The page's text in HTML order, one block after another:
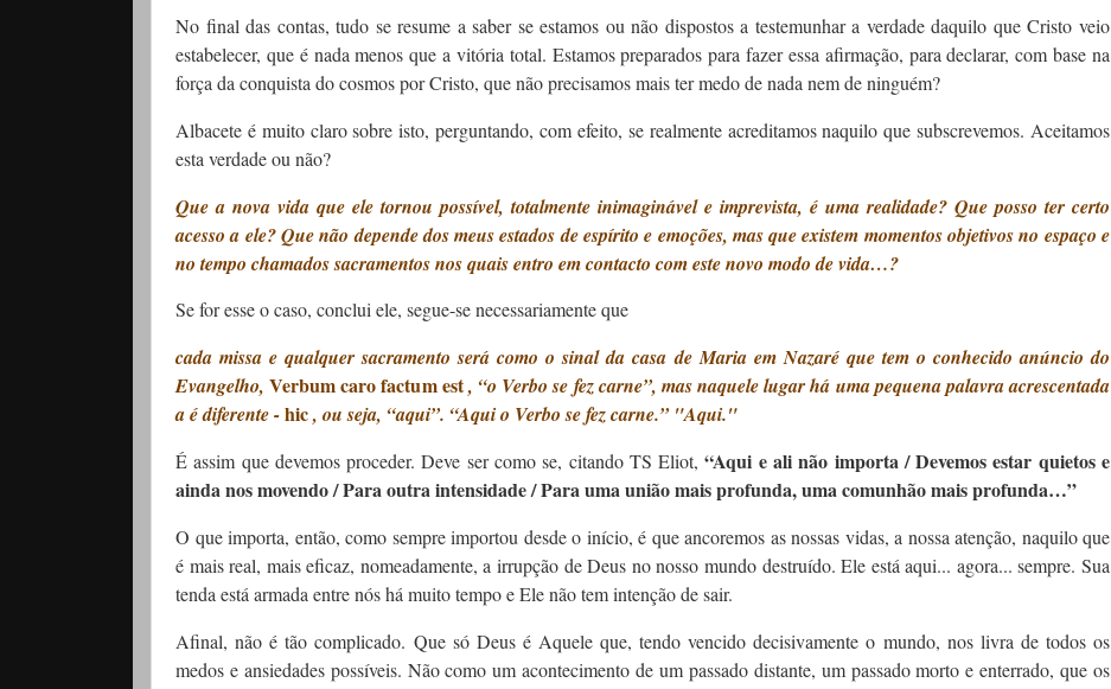
No final das contas, tudo se resume a saber se estamos ou não dispostos a testemunhar a verdade daquilo que Cristo veio
estabelecer, que é nada menos que a vitória total. Estamos preparados para fazer essa afirmação, para declarar, com base na
força da conquista do cosmos por Cristo, que não precisamos mais ter medo de nada nem de ninguém?
Albacete é muito claro sobre isto, perguntando, com efeito, se realmente acreditamos naquilo que subscrevemos. Aceitamos
esta verdade ou não?
Que a nova vida que ele tornou possível, totalmente inimaginável e imprevista, é uma realidade? Que posso ter certo
acesso a ele? Que não depende dos meus estados de espírito e emoções, mas que existem momentos objetivos no espaço e
no tempo chamados sacramentos nos quais entro em contacto com este novo modo de vida…?
Se for esse o caso, conclui ele, segue-se necessariamente que
cada missa e qualquer sacramento será como o sinal da casa de Maria em Nazaré que tem o conhecido anúncio do
Evangelho, Verbum caro factum est, “o Verbo se fez carne”, mas naquele lugar há uma pequena palavra acrescentada
a é diferente -hic, ou seja, “aqui”. “Aqui o Verbo se fez carne.” "Aqui."
É assim que devemos proceder. Deve ser como se, citando TS Eliot,“Aqui e ali não importa / Devemos estar quietos e
ainda nos movendo / Para outra intensidade / Para uma união mais profunda, uma comunhão mais profunda…”
O que importa, então, como sempre importou desde o início, é que ancoremos as nossas vidas, a nossa atenção, naquilo que
é mais real, mais eficaz, nomeadamente, a irrupção de Deus no nosso mundo destruído. Ele está aqui... agora... sempre. Sua
tenda está armada entre nós há muito tempo e Ele não tem intenção de sair.
Afinal, não é tão complicado. Que só Deus é Aquele que, tendo vencido decisivamente o mundo, nos livra de todos os
medos e ansiedades possíveis. Não como um acontecimento de um passado distante, um passado morto e enterrado, que os